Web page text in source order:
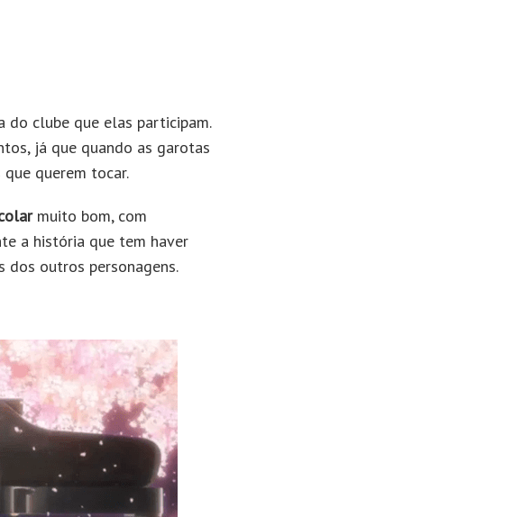
do clube que elas participam.
já que quando as garotas
querem tocar.
muito bom, com
a história que tem haver
dos outros personagens.